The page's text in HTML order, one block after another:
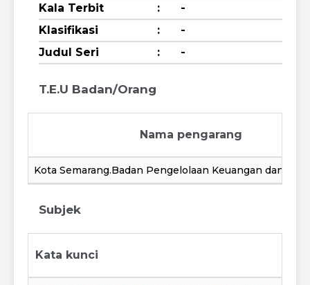
Kala Terbit
:
-
Klasifikasi
:
-
Judul Seri
: -
T.E.U Badan/Orang
Nama pengarang
Kota Semarang.Badan Pengelolaan Keuangan dan
Subjek
Kata kunci